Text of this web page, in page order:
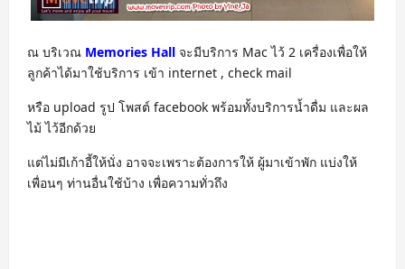
ณ บริเวณ Memories Hall จะมีบริการ Mac ไว้ 2 เครื่องเพื่อให้
ลูกค้าได้มาใช้บริการ เข้า internet , check mail
หรือ upload รูป โพสต์ facebook พร้อมทั้งบริการน้ำดื่ม และผล
ไม้ ไว้อีกด้วย
แต่ไม่มีเก้าอี้ให้นั่ง อาจจะเพราะต้องการให้ ผู้มาเข้าพัก แบ่งให้
เพื่อนๆ ท่านอื่นใช้บ้าง เพื่อความทั่วถึง